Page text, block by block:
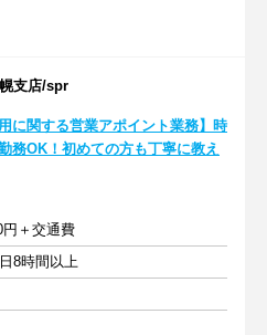
支店/spr
用に関する営業アポイント業務】時
務OK！初めての方も丁寧に教え
＋交通費
8時間以上